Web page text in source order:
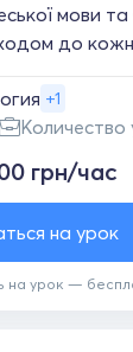
мови та
до
+1
Количество
грн/час
на урок —
на урок